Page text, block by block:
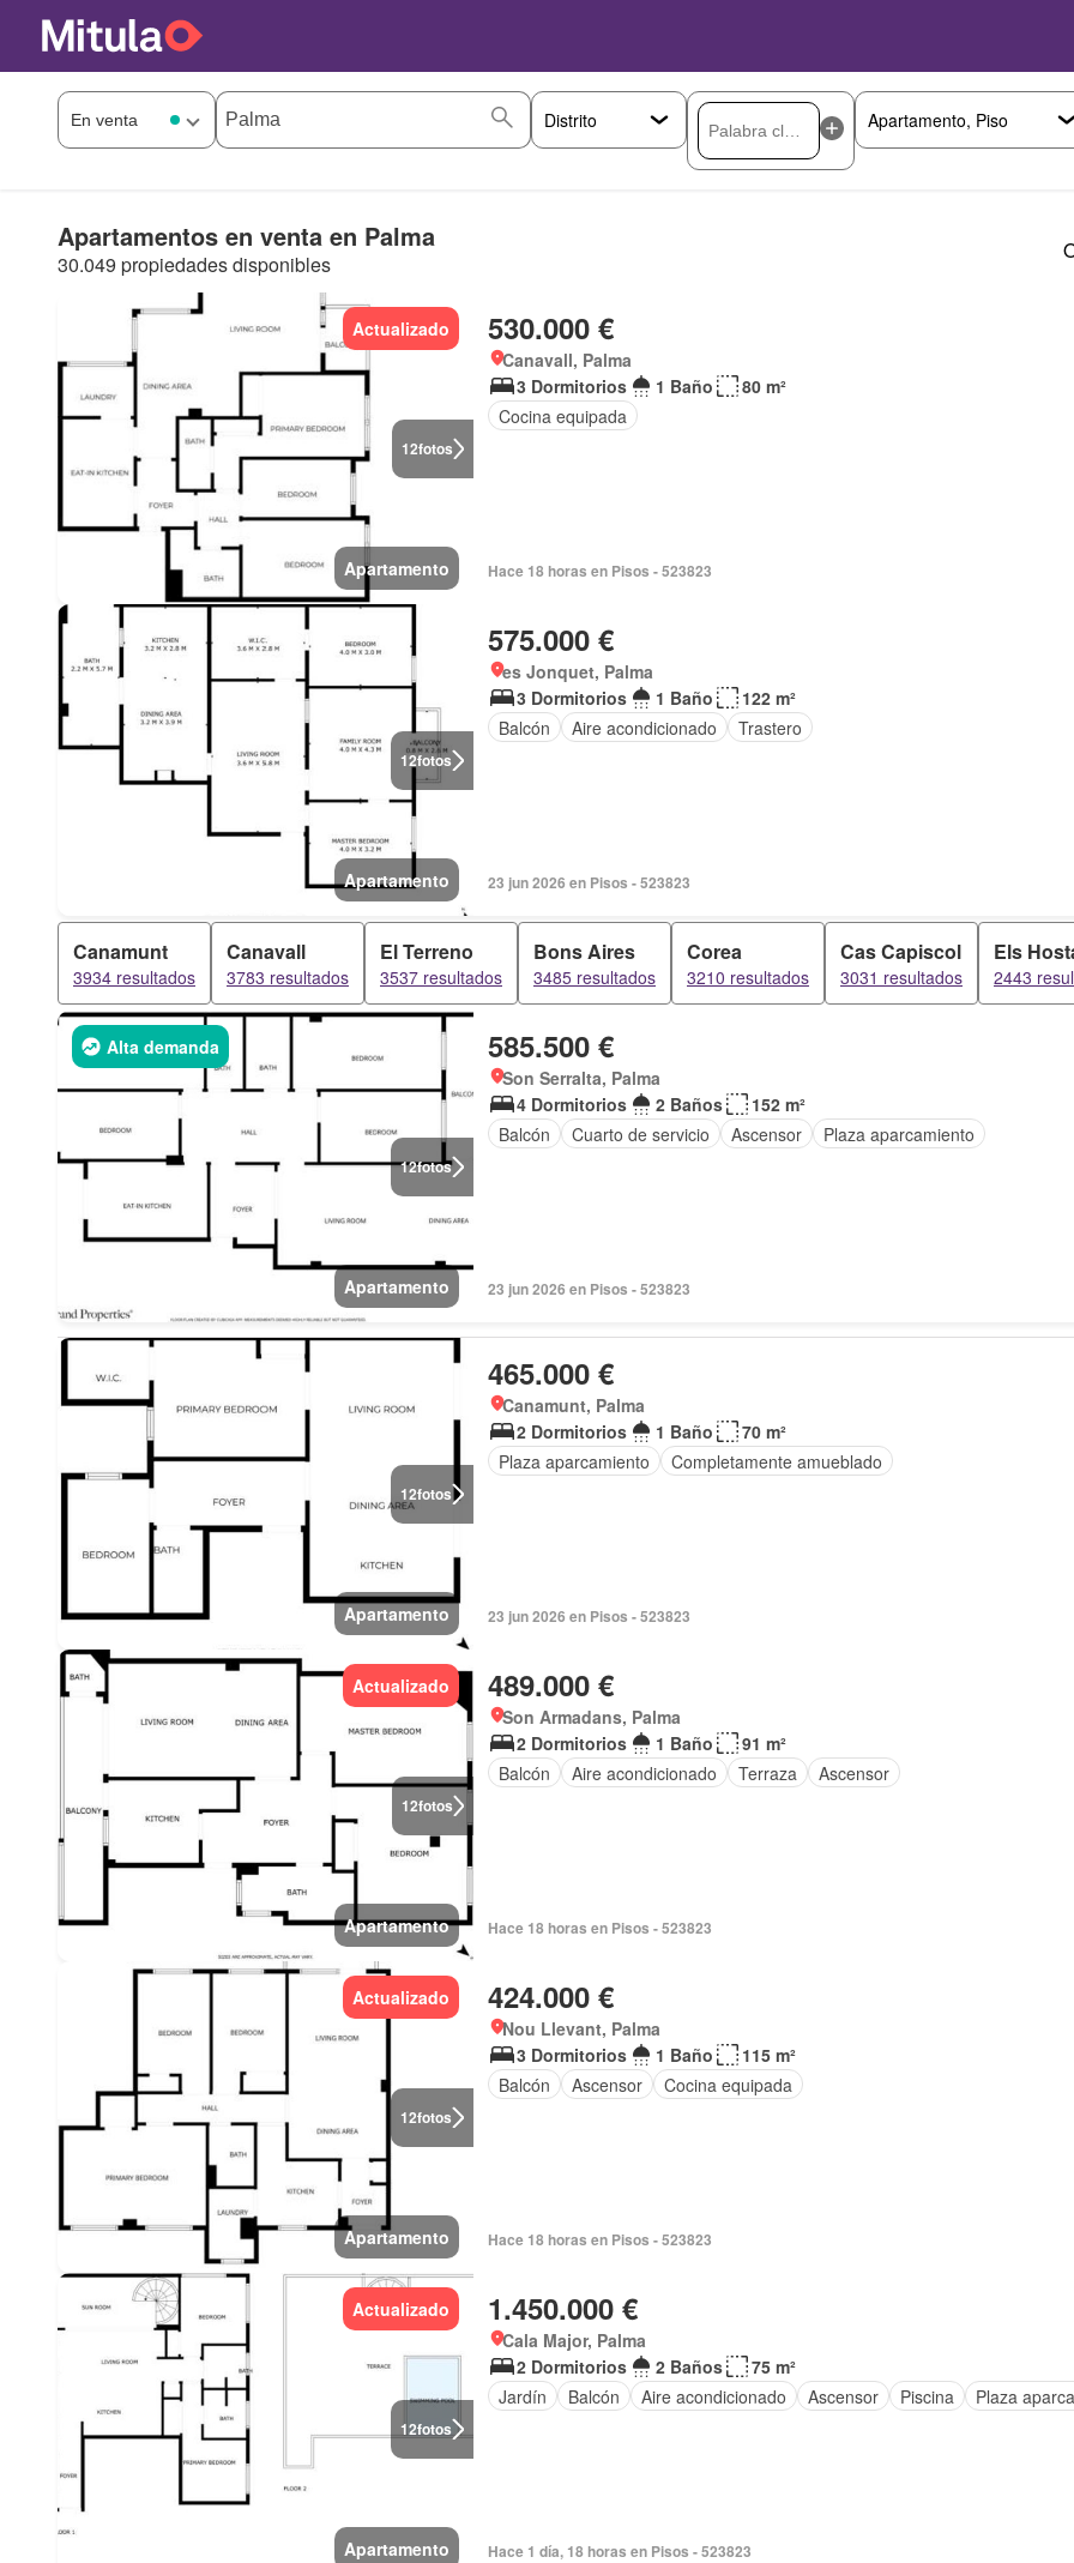
Apartamentos en venta en Palma
30.049 propiedades disponibles
12fotos
Actualizado
Apartamento
530.000 €
Canavall, Palma
3 Dormitorios
1 Baño
80 m²
Cocina equipada
Hace 18 horas en Pisos - 523823
12fotos
Apartamento
575.000 €
es Jonquet, Palma
3 Dormitorios
1 Baño
122 m²
Balcón
Aire acondicionado Trastero
23 jun 2026 en Pisos - 523823
Canamunt
3934 resultados
Canavall
3783 resultados
El Terreno
3537 resultados
Bons Aires
3485 resultados
Corea
3210 resultados
Cas Capiscol
3031 resultados
Els
2443
12fotos
Alta demanda
Apartamento
585.500 €
Son Serralta, Palma
4 Dormitorios
2 Baños
152 m²
Balcón
Cuarto de servicio Ascensor Plaza aparcamiento
23 jun 2026 en Pisos - 523823
12fotos
Apartamento
465.000 €
Canamunt, Palma
2 Dormitorios
1 Baño
70 m²
Plaza aparcamiento
Completamente amueblado
23 jun 2026 en Pisos - 523823
12fotos
Actualizado
Apartamento
489.000 €
Son Armadans, Palma
2 Dormitorios
1 Baño
91 m²
Balcón
Aire acondicionado Terraza Ascensor
Hace 18 horas en Pisos - 523823
12fotos
Actualizado
Apartamento
424.000 €
Nou Llevant, Palma
3 Dormitorios
1 Baño
115 m²
Balcón
Ascensor Cocina equipada
Hace 18 horas en Pisos - 523823
12fotos
Actualizado
Apartamento
1.450.000 €
Cala Major, Palma
2 Dormitorios
2 Baños
75 m²
Jardín
Balcón Aire acondicionado Ascensor Piscina Plaza
Hace 1 día, 18 horas en Pisos - 523823